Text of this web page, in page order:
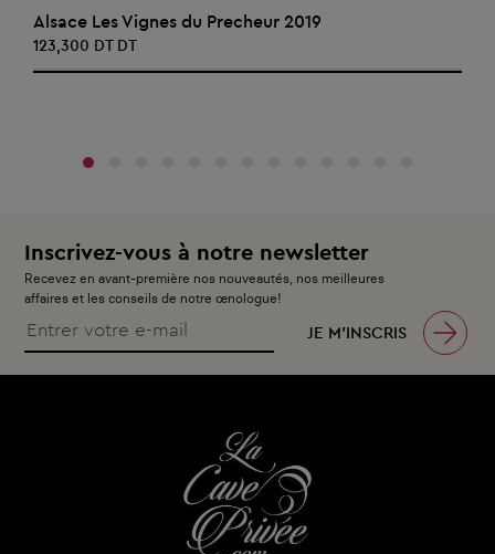
AJOUTER AU PANIER
Alsace Les Vignes du Precheur 2019
123,300 DT DT
Inscrivez-vous à notre newsletter
Recevez en avant-première nos nouveautés, nos meilleures
affaires et les conseils de notre œnologue!
JE M’INSCRIS